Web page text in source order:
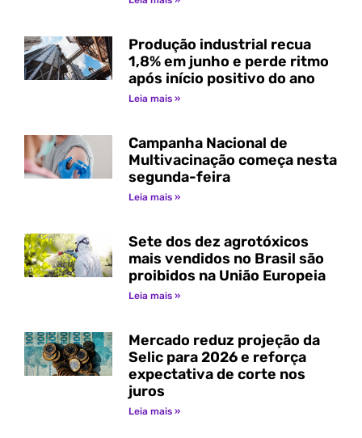
Produção industrial recua
1,8% em junho e perde ritmo
após início positivo do ano
Leia mais »
Campanha Nacional de
Multivacinação começa nesta
segunda-feira
Leia mais »
Sete dos dez agrotóxicos
mais vendidos no Brasil são
proibidos na União Europeia
Leia mais »
Mercado reduz projeção da
Selic para 2026 e reforça
expectativa de corte nos
juros
Leia mais »